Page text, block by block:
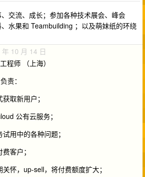
交流、成长；参加各种技术展会、峰会
水果和 Teambuilding ；以及萌妹纸的环绕
10 月 14 日
程师 （上海）
责：
取新用户；
公有云服务；
用中的各种问题；
客户；
怀，up-sell，将付费额度扩大；